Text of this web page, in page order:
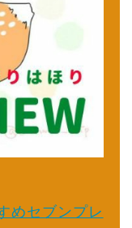
めセブンプレ